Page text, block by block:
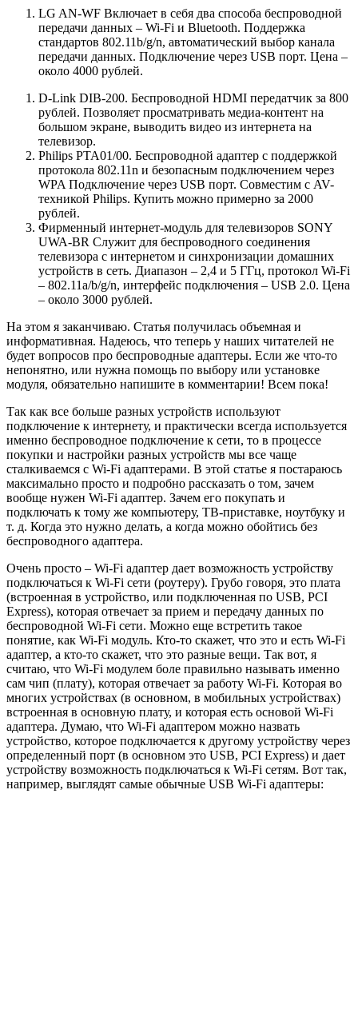
LG AN-WF Включает в себя два способа беспроводной
передачи данных – Wi-Fi и Bluetooth. Поддержка
стандартов 802.11b/g/n, автоматический выбор канала
передачи данных. Подключение через USB порт. Цена –
около 4000 рублей.
D-Link DIB-200. Беспроводной HDMI передатчик за 800
рублей. Позволяет просматривать медиа-контент на
большом экране, выводить видео из интернета на
телевизор.
Philips PTA01/00. Беспроводной адаптер с поддержкой
протокола 802.11n и безопасным подключением через
WPA Подключение через USB порт. Совместим с AV-
техникой Philips. Купить можно примерно за 2000
рублей.
Фирменный интернет-модуль для телевизоров SONY
UWA-BR Служит для беспроводного соединения
телевизора с интернетом и синхронизации домашних
устройств в сеть. Диапазон – 2,4 и 5 ГГц, протокол Wi-Fi
– 802.11a/b/g/n, интерфейс подключения – USB 2.0. Цена
– около 3000 рублей.
На этом я заканчиваю. Статья получилась объемная и
информативная. Надеюсь, что теперь у наших читателей не
будет вопросов про беспроводные адаптеры. Если же что-то
непонятно, или нужна помощь по выбору или установке
модуля, обязательно напишите в комментарии! Всем пока!
Так как все больше разных устройств используют
подключение к интернету, и практически всегда используется
именно беспроводное подключение к сети, то в процессе
покупки и настройки разных устройств мы все чаще
сталкиваемся с Wi-Fi адаптерами. В этой статье я постараюсь
максимально просто и подробно рассказать о том, зачем
вообще нужен Wi-Fi адаптер. Зачем его покупать и
подключать к тому же компьютеру, ТВ-приставке, ноутбуку и
т. д. Когда это нужно делать, а когда можно обойтись без
беспроводного адаптера.
Очень просто – Wi-Fi адаптер дает возможность устройству
подключаться к Wi-Fi сети (роутеру). Грубо говоря, это плата
(встроенная в устройство, или подключенная по USB, PCI
Express), которая отвечает за прием и передачу данных по
беспроводной Wi-Fi сети. Можно еще встретить такое
понятие, как Wi-Fi модуль. Кто-то скажет, что это и есть Wi-Fi
адаптер, а кто-то скажет, что это разные вещи. Так вот, я
считаю, что Wi-Fi модулем боле правильно называть именно
сам чип (плату), которая отвечает за работу Wi-Fi. Которая во
многих устройствах (в основном, в мобильных устройствах)
встроенная в основную плату, и которая есть основой Wi-Fi
адаптера. Думаю, что Wi-Fi адаптером можно назвать
устройство, которое подключается к другому устройству через
определенный порт (в основном это USB, PCI Express) и дает
устройству возможность подключаться к Wi-Fi сетям. Вот так,
например, выглядят самые обычные USB Wi-Fi адаптеры: